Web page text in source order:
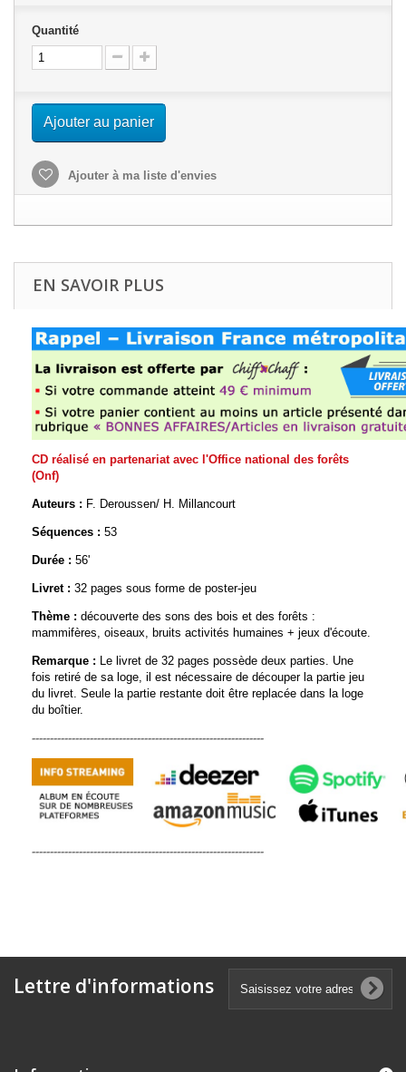
Quantité
Ajouter au panier
Ajouter à ma liste d'envies
EN SAVOIR PLUS
CD réalisé en partenariat avec l'Office national des forêts
(Onf)
Auteurs : F. Deroussen/ H. Millancourt
Séquences : 53
Durée : 56'
Livret : 32 pages sous forme de poster-jeu
Thème : découverte des sons des bois et des forêts :
mammifères, oiseaux, bruits activités humaines + jeux d'écoute.
Remarque : Le livret de 32 pages possède deux parties. Une
fois retiré de sa loge, il est nécessaire de découper la partie jeu
du livret. Seule la partie restante doit être replacée dans la loge
du boîtier.
----------------------------------------------------------------
----------------------------------------------------------------
Lettre d'informations